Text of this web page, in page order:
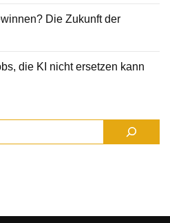
Die Zukunft der
die KI nicht ersetzen kann